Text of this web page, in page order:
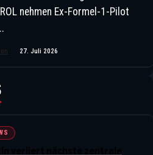
nehmen Ex-Formel-1-Pilot
27. Juli 2026